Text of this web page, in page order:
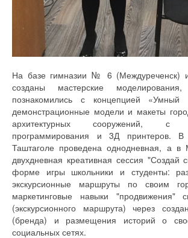
На базе гимназии № 6 (Междуреченск)
созданы мастерские
познакомились с концепцией «Умный
демонстрационные модели и макеты
архитектурных сооружений, с
программирования и 3Д принтеров. В
Таштаголе проведена однодневная, а в
двухдневная креативная сессия "Создай
форме игры школьники и студенты:
экскурсионные маршруты по своим
маркетинговые навыки "продвижения"
(экскурсионного маршрута) через
(бренда) и размещения историй о
социальных сетях.